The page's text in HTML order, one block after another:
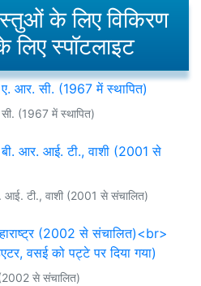
के लिए विकिरण
लिए स्पॉटलाइट
सी. (1967 में स्थापित)
टी., वाशी (2001 से संचालित)
(2002 से संचालित)